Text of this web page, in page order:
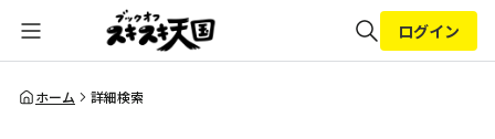
全体検索
ログイン
ホーム 詳細検索